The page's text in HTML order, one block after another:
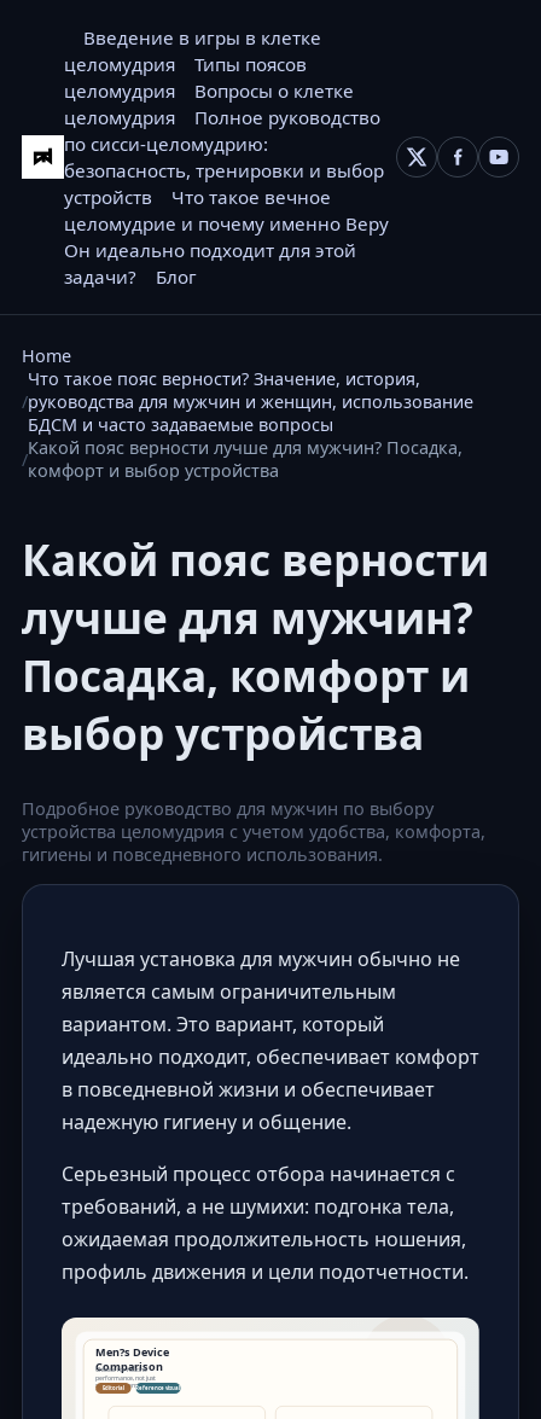
Введение в игры в клетке
целомудрия
Типы поясов
целомудрия
Вопросы о клетке
целомудрия
Полное руководство
по сисси-целомудрию:
безопасность, тренировки и выбор
устройств
Что такое вечное
целомудрие и почему именно Веру
Он идеально подходит для этой
задачи?
Блог
Home
Что такое пояс верности? Значение, история,
руководства для мужчин и женщин, использование
БДСМ и часто задаваемые вопросы
Какой пояс верности лучше для мужчин? Посадка,
комфорт и выбор устройства
Какой пояс верности
лучше для мужчин?
Посадка, комфорт и
выбор устройства
Подробное руководство для мужчин по выбору
устройства целомудрия с учетом удобства, комфорта,
гигиены и повседневного использования.
Лучшая установка для мужчин обычно не
является самым ограничительным
вариантом. Это вариант, который
идеально подходит, обеспечивает комфорт
в повседневной жизни и обеспечивает
надежную гигиену и общение.
Серьезный процесс отбора начинается с
требований, а не шумихи: подгонка тела,
ожидаемая продолжительность ношения,
профиль движения и цели подотчетности.